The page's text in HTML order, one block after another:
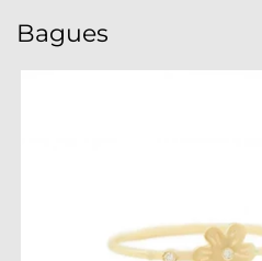
Bagues